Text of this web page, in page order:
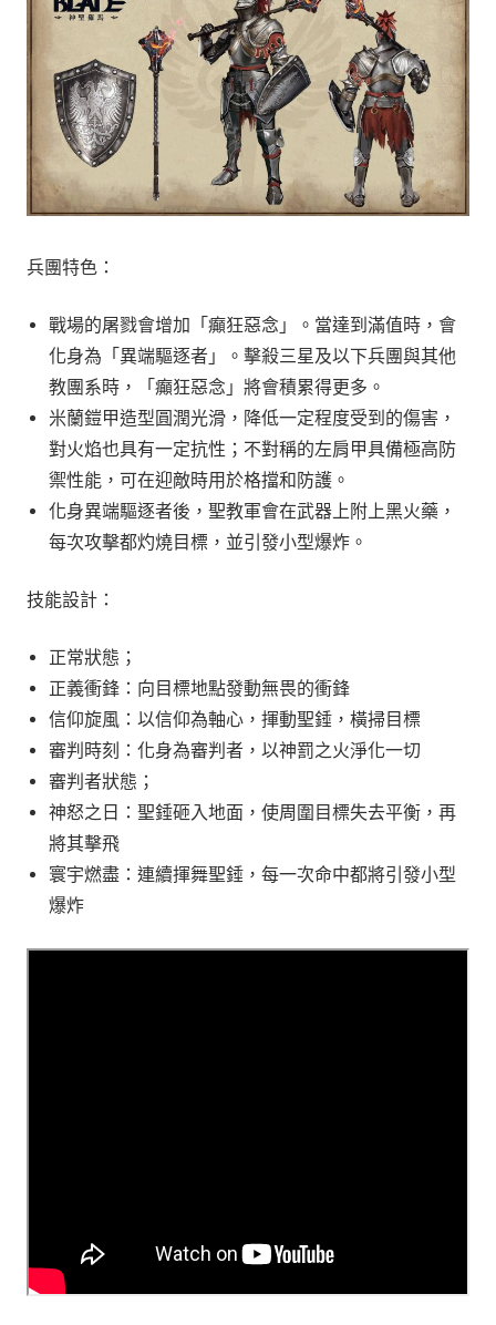
兵團特色：
戰場的屠戮會增加「癲狂惡念」。當達到滿值時，會
化身為「異端驅逐者」。擊殺三星及以下兵團與其他
教團系時，「癲狂惡念」將會積累得更多。
米蘭鎧甲造型圓潤光滑，降低一定程度受到的傷害，
對火焰也具有一定抗性；不對稱的左肩甲具備極高防
禦性能，可在迎敵時用於格擋和防護。
化身異端驅逐者後，聖教軍會在武器上附上黑火藥，
每次攻擊都灼燒目標，並引發小型爆炸。
技能設計：
正常狀態；
正義衝鋒：向目標地點發動無畏的衝鋒
信仰旋風：以信仰為軸心，揮動聖錘，橫掃目標
審判時刻：化身為審判者，以神罰之火淨化一切
審判者狀態；
神怒之日：聖錘砸入地面，使周圍目標失去平衡，再
將其擊飛
寰宇燃盡：連續揮舞聖錘，每一次命中都將引發小型
爆炸